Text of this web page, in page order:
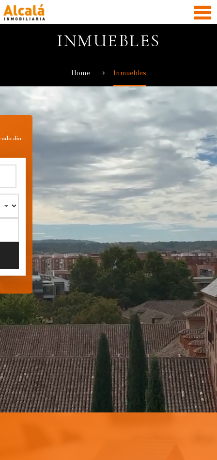
INMUEBLES
Home Inmuebles
día